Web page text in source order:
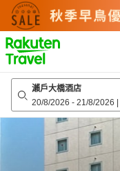
to
top
page
瀨戶大橋酒店
20/8/2026 - 21/8/2026 |